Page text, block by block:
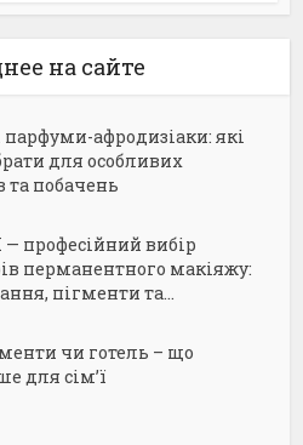
на сайте
афродизіаки: які
для особливих
та побачень
— професійний вибір
перманентного макіяжу:
пігменти та...
чи готель – що
для сім’ї